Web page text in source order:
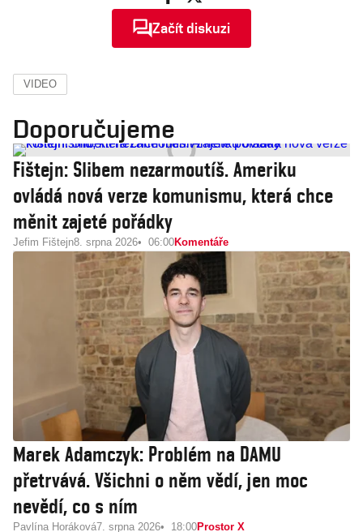
Začít diskuzi
VIDEO
Doporučujeme
Fištejn: Slibem nezarmoutíš. Ameriku
ovládá nová verze komunismu, která chce
měnit zajeté pořádky
Jefim Fištejn8. srpna 2026 06:00Komentáře
Marek Adamczyk: Problém na DAMU
přetrvává. Všichni o něm vědí, jen moc
nevědí, co s ním
Pavlína Horáková7. srpna 2026 18:00Prostor X